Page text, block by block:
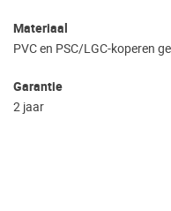
Materiaal
PVC en PSC/LGC-koperen
Garantie
2 jaar